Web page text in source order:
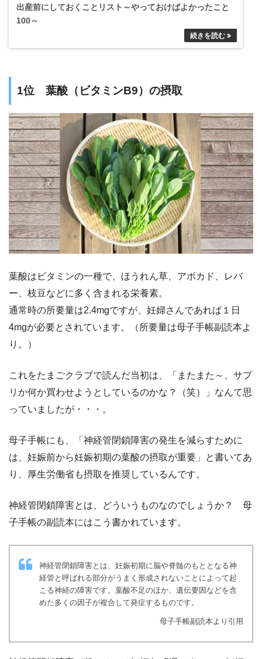
出産前にしておくことリスト～やっておけばよかったこと
100～
1位 葉酸（ビタミンB9）の摂取
葉酸はビタミンの一種で、ほうれん草、アボカド、レバ
ー、枝豆などに多く含まれる栄養素。
通常時の所要量は2.4mgですが、妊婦さんであれば１日
4mgが必要とされています。（所要量は母子手帳副読本よ
り。）
これをたまごクラブで読んだ当初は、「またまた～、サプ
リか何か買わせようとしているのかな？（笑）」なんて思
っていましたが・・・。
母子手帳にも、「神経管閉鎖障害の発生を減らすために
は、妊娠前から妊娠初期の葉酸の摂取が重要」と書いてあ
り、厚生労働省も摂取を推奨しているんです。
神経管閉鎖障害とは、どういうものなのでしょうか？ 母
子手帳の副読本にはこう書かれています。
神経管閉鎖障害とは、妊娠初期に脳や脊髄のもととなる神
経管と呼ばれる部分がうまく形成されないことによって起
こる神経の障害です。葉酸不足のほか、遺伝要因などを含
めた多くの因子が複合して発症するものです。
母子手帳副読本より引用